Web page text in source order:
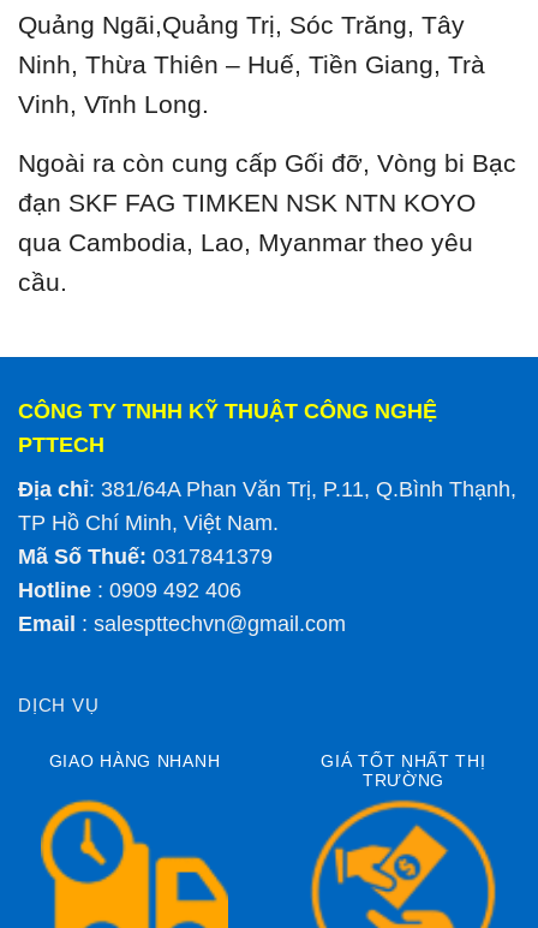
Quảng Ngãi,Quảng Trị, Sóc Trăng, Tây
Ninh, Thừa Thiên – Huế, Tiền Giang, Trà
Vinh, Vĩnh Long.
Ngoài ra còn cung cấp Gối đỡ, Vòng bi Bạc
đạn SKF FAG TIMKEN NSK NTN KOYO
qua Cambodia, Lao, Myanmar theo yêu
cầu.
CÔNG TY TNHH KỸ THUẬT CÔNG NGHỆ
PTTECH
Địa chỉ: 381/64A Phan Văn Trị, P.11, Q.Bình Thạnh,
TP Hồ Chí Minh, Việt Nam.
Mã Số Thuế: 0317841379
Hotline : 0909 492 406
Email : salespttechvn@gmail.com
DỊCH VỤ
GIAO HÀNG NHANH
GIÁ TỐT NHẤT THỊ
TRƯỜNG